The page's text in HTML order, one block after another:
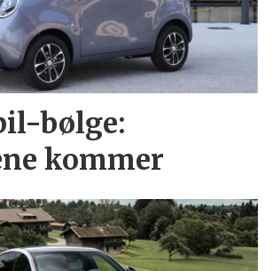
bølge:
kommer